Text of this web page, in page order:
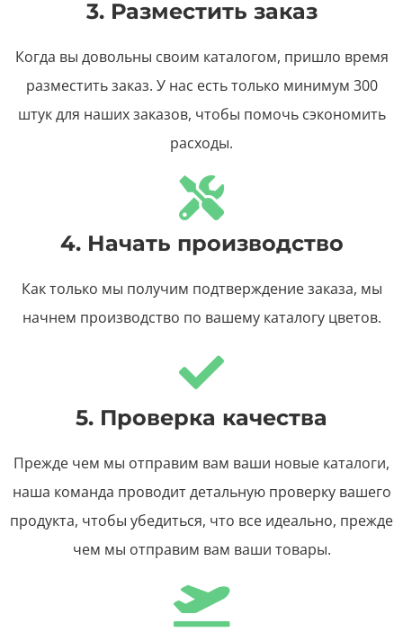
3. Разместить заказ
Когда вы довольны своим каталогом, пришло время
разместить заказ. У нас есть только минимум 300
штук для наших заказов, чтобы помочь сэкономить
расходы.
4. Начать производство
Как только мы получим подтверждение заказа, мы
начнем производство по вашему каталогу цветов.
5. Проверка качества
Прежде чем мы отправим вам ваши новые каталоги,
наша команда проводит детальную проверку вашего
продукта, чтобы убедиться, что все идеально, прежде
чем мы отправим вам ваши товары.